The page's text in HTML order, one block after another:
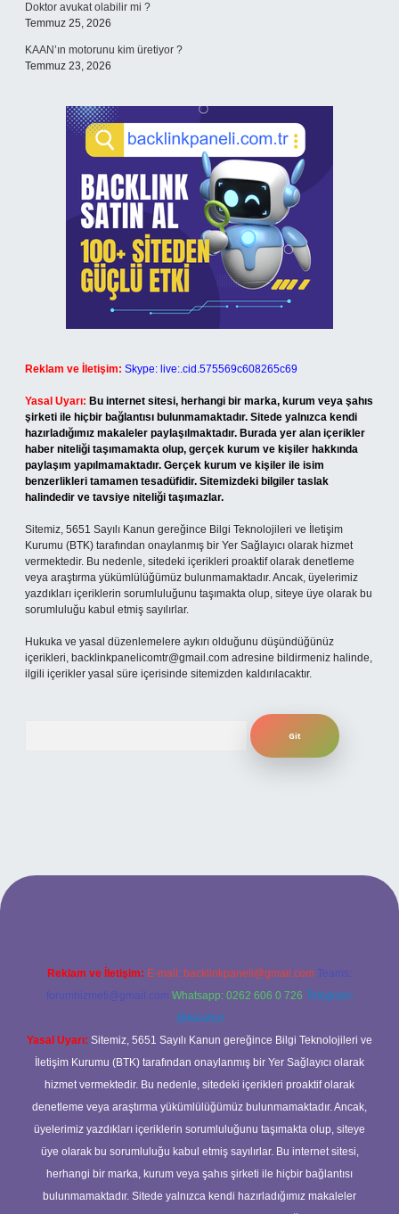
Doktor avukat olabilir mi ?
Temmuz 25, 2026
KAAN’ın motorunu kim üretiyor ?
Temmuz 23, 2026
Reklam ve İletişim: Skype: live:.cid.575569c608265c69
Yasal Uyarı: Bu internet sitesi, herhangi bir marka, kurum veya şahıs
şirketi ile hiçbir bağlantısı bulunmamaktadır. Sitede yalnızca kendi
hazırladığımız makaleler paylaşılmaktadır. Burada yer alan içerikler
haber niteliği taşımamakta olup, gerçek kurum ve kişiler hakkında
paylaşım yapılmamaktadır. Gerçek kurum ve kişiler ile isim
benzerlikleri tamamen tesadüfidir. Sitemizdeki bilgiler taslak
halindedir ve tavsiye niteliği taşımazlar.
Sitemiz, 5651 Sayılı Kanun gereğince Bilgi Teknolojileri ve İletişim
Kurumu (BTK) tarafından onaylanmış bir Yer Sağlayıcı olarak hizmet
vermektedir. Bu nedenle, sitedeki içerikleri proaktif olarak denetleme
veya araştırma yükümlülüğümüz bulunmamaktadır. Ancak, üyelerimiz
yazdıkları içeriklerin sorumluluğunu taşımakta olup, siteye üye olarak bu
sorumluluğu kabul etmiş sayılırlar.
Hukuka ve yasal düzenlemelere aykırı olduğunu düşündüğünüz
içerikleri, backlinkpanelicomtr@gmail.com adresine bildirmeniz halinde,
ilgili içerikler yasal süre içerisinde sitemizden kaldırılacaktır.
giriş
Reklam ve İletişim: E-mail: backlinkpaneli@gmail.com Teams:
forumhizmeti@gmail.com Whatsapp: 0262 606 0 726 Telegram:
@karabul
Yasal Uyarı: Sitemiz, 5651 Sayılı Kanun gereğince Bilgi Teknolojileri ve
İletişim Kurumu (BTK) tarafından onaylanmış bir Yer Sağlayıcı olarak
hizmet vermektedir. Bu nedenle, sitedeki içerikleri proaktif olarak
denetleme veya araştırma yükümlülüğümüz bulunmamaktadır. Ancak,
üyelerimiz yazdıkları içeriklerin sorumluluğunu taşımakta olup, siteye
üye olarak bu sorumluluğu kabul etmiş sayılırlar. Bu internet sitesi,
herhangi bir marka, kurum veya şahıs şirketi ile hiçbir bağlantısı
bulunmamaktadır. Sitede yalnızca kendi hazırladığımız makaleler